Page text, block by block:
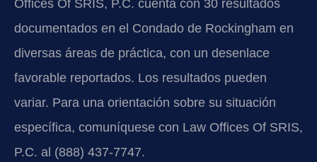
Offices Of SRIS, P.C. cuenta con 30 resultados
documentados en el Condado de Rockingham en
diversas áreas de práctica, con un desenlace
favorable reportados. Los resultados pueden
variar. Para una orientación sobre su situación
específica, comuníquese con Law Offices Of SRIS,
P.C. al (888) 437-7747.